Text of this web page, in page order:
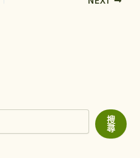
搜
尋